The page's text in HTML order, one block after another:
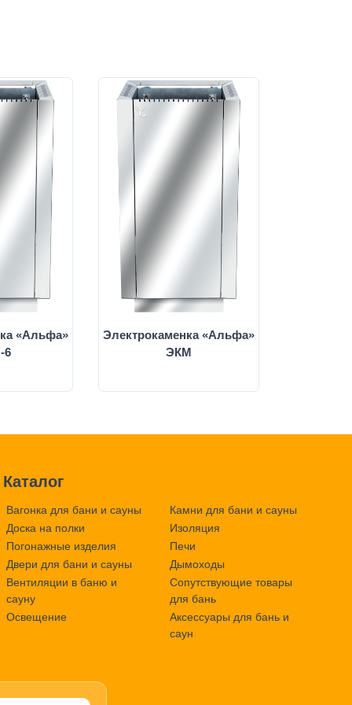
«Альфа»
6
Электрокаменка «Альфа»
ЭКМ
Каталог
Вагонка для бани и сауны
Доска на полки
Погонажные изделия
Двери для бани и сауны
Вентиляции в баню и
сауну
Освещение
Камни для бани и сауны
Изоляция
Печи
Дымоходы
Сопутствующие товары
для бань
Аксессуары для бань и
саун